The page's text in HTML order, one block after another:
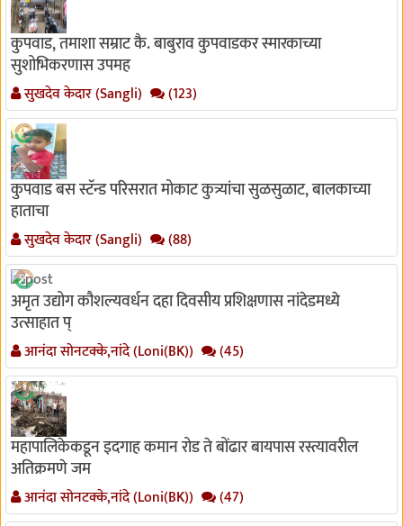
कुपवाड, तमाशा सम्राट कै. बाबुराव कुपवाडकर स्मारकाच्या
सुशोभिकरणास उपमह
सुखदेव केदार (Sangli) (123)
कुपवाड बस स्टॅन्ड परिसरात मोकाट कुत्र्यांचा सुळसुळाट, बालकाच्या
हाताचा
सुखदेव केदार (Sangli) (88)
अमृत उद्योग कौशल्यवर्धन दहा दिवसीय प्रशिक्षणास नांदेडमध्ये
उत्साहात प्
आनंदा सोनटक्के,नांदे (Loni(BK)) (45)
महापालिकेकडून इदगाह कमान रोड ते बोंढार बायपास रस्त्यावरील
अतिक्रमणे जम
आनंदा सोनटक्के,नांदे (Loni(BK)) (47)